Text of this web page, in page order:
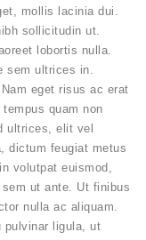
mollis lacinia dui.
sollicitudin ut.
lobortis nulla.
sem ultrices in.
eget risus ac erat
quam non
ultrices, elit vel
dictum feugiat metus
volutpat euismod,
ut ante. Ut finibus
nulla ac aliquam.
pulvinar ligula, ut